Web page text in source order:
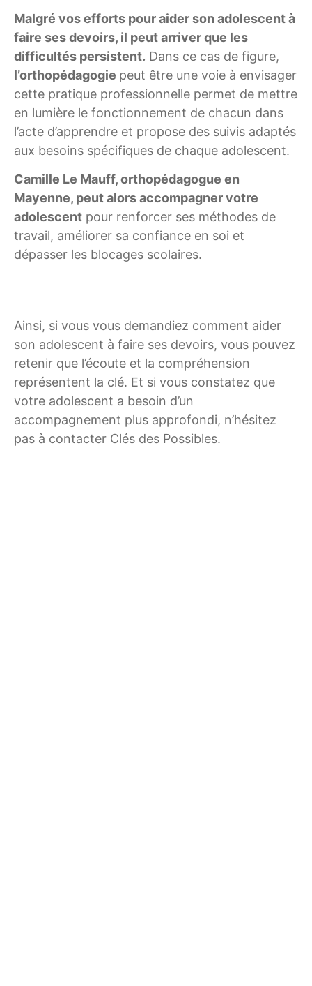
Malgré vos efforts pour aider son adolescent à
faire ses devoirs, il peut arriver que les
difficultés persistent. Dans ce cas de figure,
l’orthopédagogie peut être une voie à envisager
cette pratique professionnelle permet de mettre
en lumière le fonctionnement de chacun dans
l’acte d’apprendre et propose des suivis adaptés
aux besoins spécifiques de chaque adolescent.
Camille Le Mauff, orthopédagogue en
Mayenne, peut alors accompagner votre
adolescent pour renforcer ses méthodes de
travail, améliorer sa confiance en soi et
dépasser les blocages scolaires.
Ainsi, si vous vous demandiez comment aider
son adolescent à faire ses devoirs, vous pouvez
retenir que l’écoute et la compréhension
représentent la clé. Et si vous constatez que
votre adolescent a besoin d’un
accompagnement plus approfondi, n’hésitez
pas à contacter Clés des Possibles.